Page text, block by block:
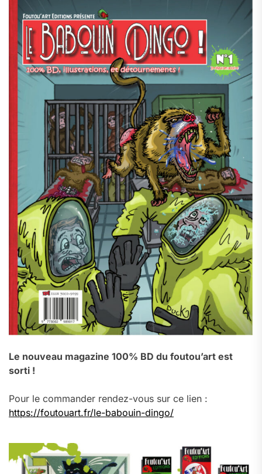
Le nouveau magazine 100% BD du foutou’art est
sorti !
Pour le commander rendez-vous sur ce lien :
https://foutouart.fr/le-babouin-dingo/